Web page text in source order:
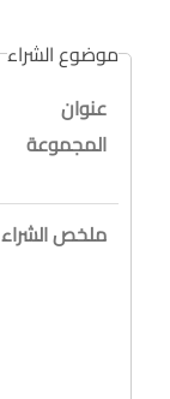
موضوع الشراء
عنوان
المجموعة
ملخص الشراء